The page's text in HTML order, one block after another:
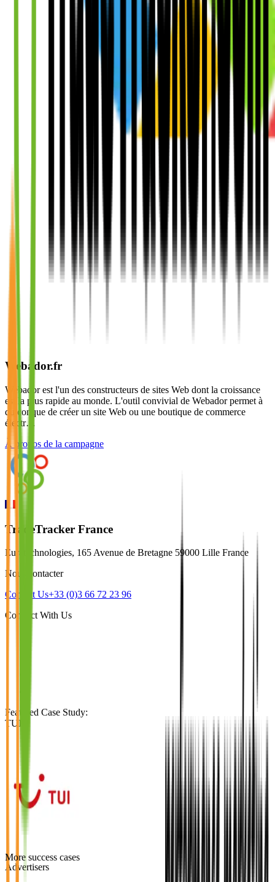
Webador.fr
Webador est l'un des constructeurs de sites Web dont la croissance
est la plus rapide au monde. L'outil convivial de Webador permet à
quiconque de créer un site Web ou une boutique de commerce
électr…
À propos de la campagne
TradeTracker France
Euratechnologies, 165 Avenue de Bretagne 59000 Lille France
Nous contacter
Contact Us+33 (0)3 66 72 23 96
Connect With Us
Featured Case Study:
TUI
More success cases
Advertisers